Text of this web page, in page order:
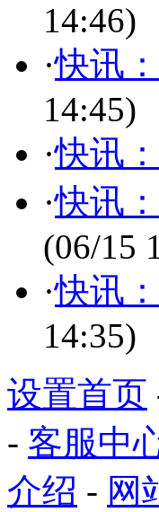
14:46)
·快讯
14:45)
·快讯
·快讯
(06/15
·快讯
14:35)
设置首页
- 客服中
介绍 - 网